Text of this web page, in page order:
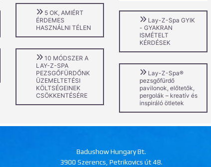
5 OK, AMIÉRT
ÉRDEMES
HASZNÁLNI TÉLEN
10 MÓDSZER A
LAY-Z-SPA
PEZSGŐFÜRDŐNK
ÜZEMELTETÉSI
KÖLTSÉGEINEK
CSÖKKENTÉSÉRE
Lay-Z-Spa GYIK
- GYAKRAN
ISMÉTELT
KÉRDÉSEK
Lay-Z-Spa®
pezsgőfürdő
pavilonok, előtetők,
pergolák – kreatív és
inspiráló ötletek
Badushow Hungary Bt.
3900 Szerencs, Petrikovics út 48.